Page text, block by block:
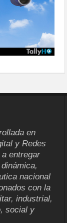
en
y Redes
entregar
nacional
con la
industrial,
social y